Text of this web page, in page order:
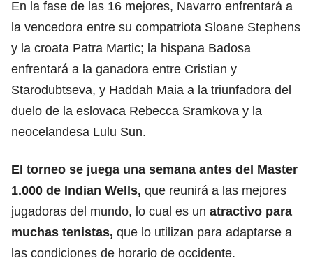
En la fase de las 16 mejores, Navarro enfrentará a
la vencedora entre su compatriota Sloane Stephens
y la croata Patra Martic; la hispana Badosa
enfrentará a la ganadora entre Cristian y
Starodubtseva, y Haddah Maia a la triunfadora del
duelo de la eslovaca Rebecca Sramkova y la
neocelandesa Lulu Sun.
El torneo se juega una semana antes del Master
1.000 de Indian Wells, que reunirá a las mejores
jugadoras del mundo, lo cual es un atractivo para
muchas tenistas, que lo utilizan para adaptarse a
las condiciones de horario de occidente.